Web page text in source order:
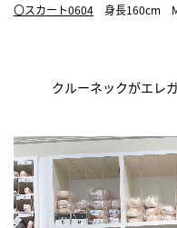
〇スカート0604 身長160cm
クルーネックがエレ